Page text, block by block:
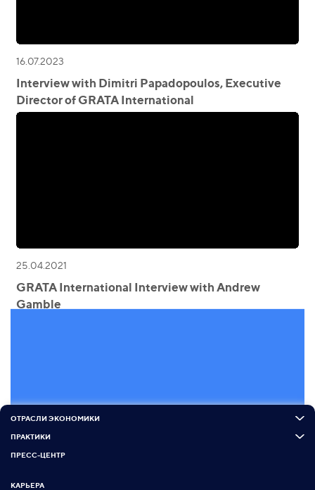
16.07.2023
Interview with Dimitri Papadopoulos, Executive
Director of GRATA International
25.04.2021
GRATA International Interview with Andrew
Gamble
ОТРАСЛИ ЭКОНОМИКИ
ПРАКТИКИ
ПРЕСС-ЦЕНТР
КАРЬЕРА